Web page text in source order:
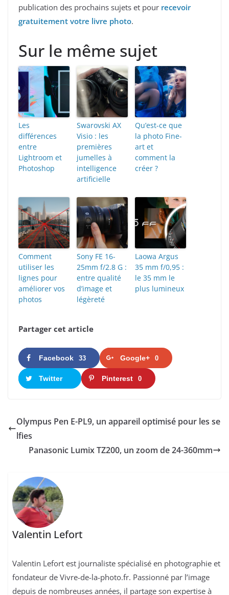
publication des prochains sujets et pour recevoir
gratuitement votre livre photo.
Sur le même sujet
Les
différences
entre
Lightroom et
Photoshop
Swarovski AX
Visio : les
premières
jumelles à
intelligence
artificielle
Qu’est-ce que
la photo Fine-
art et
comment la
créer ?
Comment
utiliser les
lignes pour
améliorer vos
photos
Sony FE 16-
25mm f/2.8 G :
entre qualité
d’image et
légèreté
Laowa Argus
35 mm f/0,95 :
le 35 mm le
plus lumineux
Partager cet article
Facebook 33 Google+ 0
Twitter Pinterest 0
Olympus Pen E-PL9, un appareil optimisé pour les se
lfies
Panasonic Lumix TZ200, un zoom de 24-360mm
Valentin Lefort
Valentin Lefort est journaliste spécialisé en photographie et
fondateur de Vivre-de-la-photo.fr. Passionné par l’image
depuis de nombreuses années, il partage son expertise à